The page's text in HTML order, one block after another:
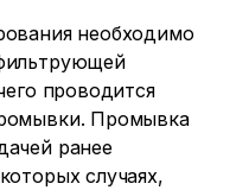
необходимо
проводится
Промывка
ранее
случаях,